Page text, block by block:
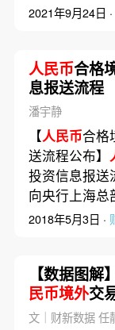
2021年9月24日 ·
人民币合格
息报送流程
潘宇静
【人民币合格
送流程公布】
投资信息报送
向央行上海
2018年5月3日 ·
【数据图解
民币境外交
文｜财新数据 任